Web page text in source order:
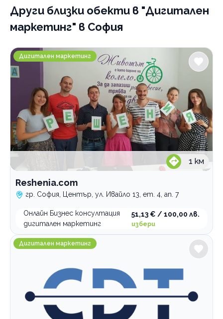
Други близки обекти в "Дигитален
маркетинг" в София
Reshenia.com
Дигитален маркетинг
1 км
Reshenia.com
гр. София, Център, ул. Ивайло 13, ет. 4, ап. 7
Онлайн Бизнес консултация
дигитален маркетинг
51,13 € / 100,00 лв.
избери
Дигитална агенция Creative Digital Tower
Дигитален маркетинг
Адвокатски услуги
Счетоводство
Печат, предпечат, довършителни дейности
Проектиране и дизайн
Професионални дезинфекциращи препарати
Зали за събития
Професионални консултации
По домовете